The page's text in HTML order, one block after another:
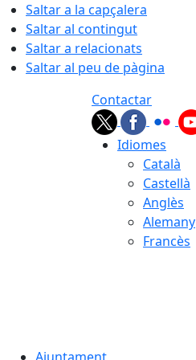
Saltar a la capçalera
Saltar al contingut
Saltar a relacionats
Saltar al peu de pàgina
Contactar
Idiomes
Català
Castellà
Anglès
Alemany
Francès